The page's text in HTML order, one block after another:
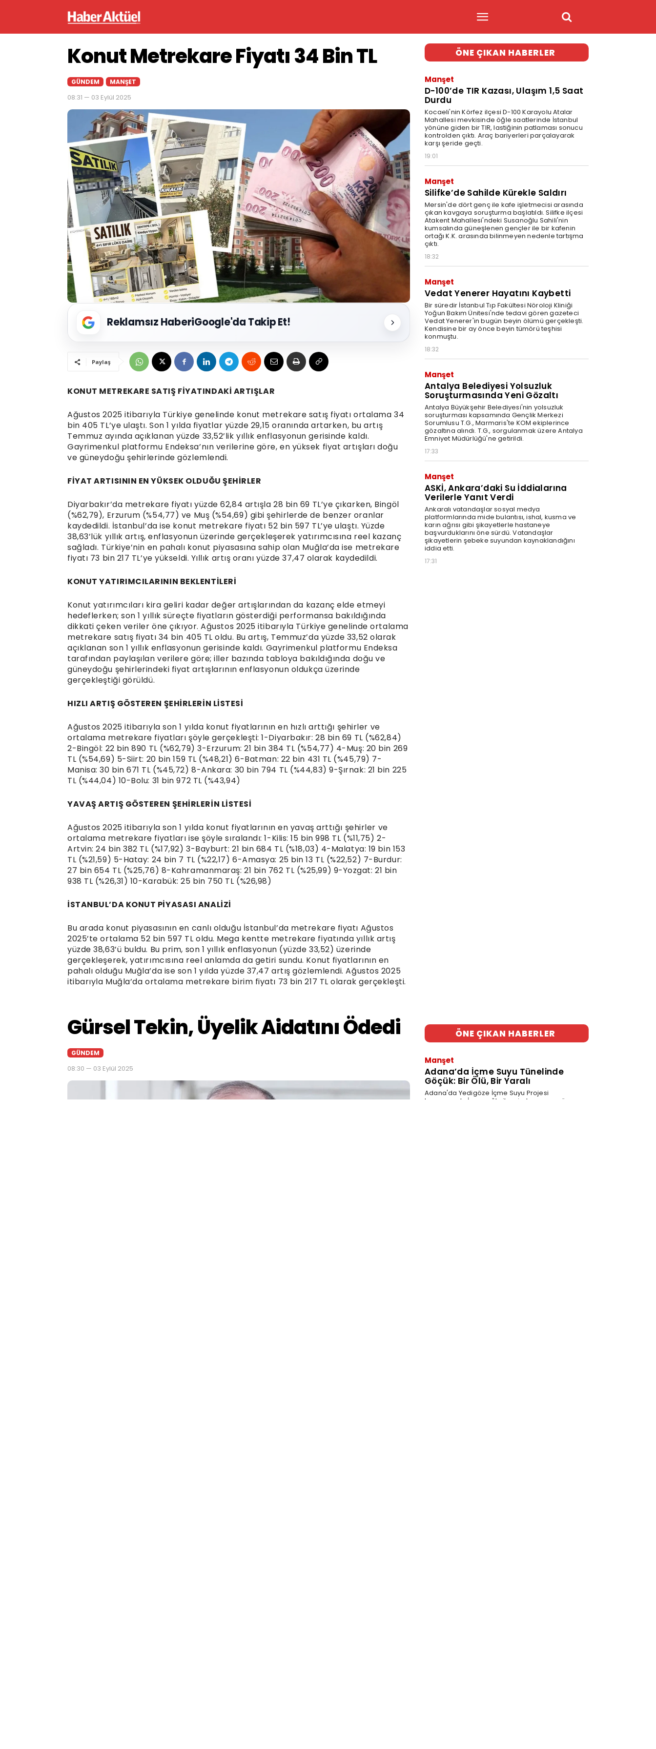
Konut Metrekare Fiyatı 34 Bin TL
GÜNDEM MANŞET
08:31 — 03 Eylül 2025
Reklamsız HaberiGoogle'da Takip Et!
Paylaş
KONUT METREKARE SATIŞ FİYATINDAKİ ARTIŞLAR
Ağustos 2025 itibarıyla Türkiye genelinde konut metrekare satış fiyatı ortalama 34
bin 405 TL’ye ulaştı. Son 1 yılda fiyatlar yüzde 29,15 oranında artarken, bu artış
Temmuz ayında açıklanan yüzde 33,52’lik yıllık enflasyonun gerisinde kaldı.
Gayrimenkul platformu Endeksa’nın verilerine göre, en yüksek fiyat artışları doğu
ve güneydoğu şehirlerinde gözlemlendi.
FİYAT ARTISININ EN YÜKSEK OLDUĞU ŞEHİRLER
Diyarbakır’da metrekare fiyatı yüzde 62,84 artışla 28 bin 69 TL’ye çıkarken, Bingöl
(%62,79), Erzurum (%54,77) ve Muş (%54,69) gibi şehirlerde de benzer oranlar
kaydedildi. İstanbul’da ise konut metrekare fiyatı 52 bin 597 TL’ye ulaştı. Yüzde
38,63’lük yıllık artış, enflasyonun üzerinde gerçekleşerek yatırımcısına reel kazanç
sağladı. Türkiye’nin en pahalı konut piyasasına sahip olan Muğla’da ise metrekare
fiyatı 73 bin 217 TL’ye yükseldi. Yıllık artış oranı yüzde 37,47 olarak kaydedildi.
KONUT YATIRIMCILARININ BEKLENTİLERİ
Konut yatırımcıları kira geliri kadar değer artışlarından da kazanç elde etmeyi
hedeflerken; son 1 yıllık süreçte fiyatların gösterdiği performansa bakıldığında
dikkati çeken veriler öne çıkıyor. Ağustos 2025 itibarıyla Türkiye genelinde ortalama
metrekare satış fiyatı 34 bin 405 TL oldu. Bu artış, Temmuz’da yüzde 33,52 olarak
açıklanan son 1 yıllık enflasyonun gerisinde kaldı. Gayrimenkul platformu Endeksa
tarafından paylaşılan verilere göre; iller bazında tabloya bakıldığında doğu ve
güneydoğu şehirlerindeki fiyat artışlarının enflasyonun oldukça üzerinde
gerçekleştiği görüldü.
HIZLI ARTIŞ GÖSTEREN ŞEHİRLERİN LİSTESİ
Ağustos 2025 itibarıyla son 1 yılda konut fiyatlarının en hızlı arttığı şehirler ve
ortalama metrekare fiyatları şöyle gerçekleşti: 1-Diyarbakır: 28 bin 69 TL (%62,84)
2-Bingöl: 22 bin 890 TL (%62,79) 3-Erzurum: 21 bin 384 TL (%54,77) 4-Muş: 20 bin 269
TL (%54,69) 5-Siirt: 20 bin 159 TL (%48,21) 6-Batman: 22 bin 431 TL (%45,79) 7-
Manisa: 30 bin 671 TL (%45,72) 8-Ankara: 30 bin 794 TL (%44,83) 9-Şırnak: 21 bin 225
TL (%44,04) 10-Bolu: 31 bin 972 TL (%43,94)
YAVAŞ ARTIŞ GÖSTEREN ŞEHİRLERİN LİSTESİ
Ağustos 2025 itibarıyla son 1 yılda konut fiyatlarının en yavaş arttığı şehirler ve
ortalama metrekare fiyatları ise şöyle sıralandı: 1-Kilis: 15 bin 998 TL (%11,75) 2-
Artvin: 24 bin 382 TL (%17,92) 3-Bayburt: 21 bin 684 TL (%18,03) 4-Malatya: 19 bin 153
TL (%21,59) 5-Hatay: 24 bin 7 TL (%22,17) 6-Amasya: 25 bin 13 TL (%22,52) 7-Burdur:
27 bin 654 TL (%25,76) 8-Kahramanmaraş: 21 bin 762 TL (%25,99) 9-Yozgat: 21 bin
938 TL (%26,31) 10-Karabük: 25 bin 750 TL (%26,98)
İSTANBUL’DA KONUT PİYASASI ANALİZİ
Bu arada konut piyasasının en canlı olduğu İstanbul’da metrekare fiyatı Ağustos
2025’te ortalama 52 bin 597 TL oldu. Mega kentte metrekare fiyatında yıllık artış
yüzde 38,63’ü buldu. Bu prim, son 1 yıllık enflasyonun (yüzde 33,52) üzerinde
gerçekleşerek, yatırımcısına reel anlamda da getiri sundu. Konut fiyatlarının en
pahalı olduğu Muğla’da ise son 1 yılda yüzde 37,47 artış gözlemlendi. Ağustos 2025
itibarıyla Muğla’da ortalama metrekare birim fiyatı 73 bin 217 TL olarak gerçekleşti.
ÖNE ÇIKAN HABERLER
Manşet
D-100’de TIR Kazası, Ulaşım 1,5 Saat
Durdu
Kocaeli'nin Körfez ilçesi D-100 Karayolu Atalar
Mahallesi mevkisinde öğle saatlerinde İstanbul
yönüne giden bir TIR, lastiğinin patlaması sonucu
kontrolden çıktı. Araç bariyerleri parçalayarak
karşı şeride geçti.
19:01
Manşet
Silifke’de Sahilde Kürekle Saldırı
Mersin'de dört genç ile kafe işletmecisi arasında
çıkan kavgaya soruşturma başlatıldı. Silifke ilçesi
Atakent Mahallesi'ndeki Susanoğlu Sahili'nin
kumsalında güneşlenen gençler ile bir kafenin
ortağı K.K. arasında bilinmeyen nedenle tartışma
çıktı.
18:32
Manşet
Vedat Yenerer Hayatını Kaybetti
Bir süredir İstanbul Tıp Fakültesi Nöroloji Kliniği
Yoğun Bakım Ünitesi'nde tedavi gören gazeteci
Vedat Yenerer'in bugün beyin ölümü gerçekleşti.
Kendisine bir ay önce beyin tümörü teşhisi
konmuştu.
18:32
Manşet
Antalya Belediyesi Yolsuzluk
Soruşturmasında Yeni Gözaltı
Antalya Büyükşehir Belediyesi'nin yolsuzluk
soruşturması kapsamında Gençlik Merkezi
Sorumlusu T.G., Marmaris'te KOM ekiplerince
gözaltına alındı. T.G., sorgulanmak üzere Antalya
Emniyet Müdürlüğü'ne getirildi.
17:33
Manşet
ASKİ, Ankara’daki Su İddialarına
Verilerle Yanıt Verdi
Ankaralı vatandaşlar sosyal medya
platformlarında mide bulantısı, ishal, kusma ve
karın ağrısı gibi şikayetlerle hastaneye
başvurduklarını öne sürdü. Vatandaşlar
şikayetlerin şebeke suyundan kaynaklandığını
iddia etti.
17:31